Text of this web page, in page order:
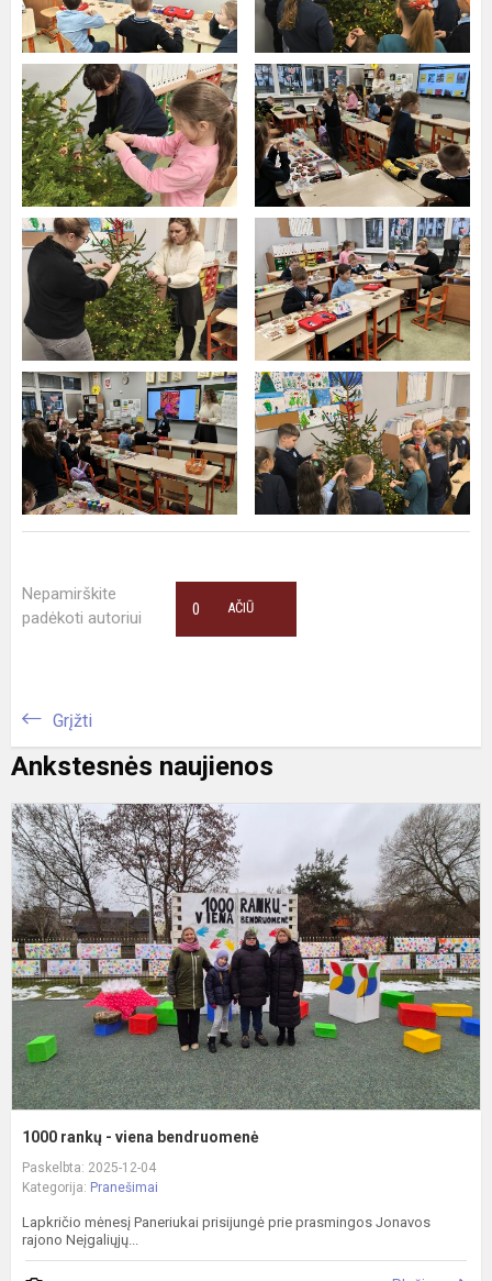
Nepamirškite
padėkoti autoriui
AČIŪ
0
Grįžti
Ankstesnės naujienos
1000 rankų - viena bendruomenė
Paskelbta: 2025-12-04
Kategorija: Pranešimai
Lapkričio mėnesį Paneriukai prisijungė prie prasmingos Jonavos
rajono Neįgaliųjų...